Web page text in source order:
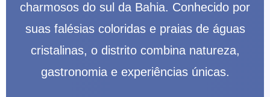
charmosos do sul da Bahia. Conhecido por
suas falésias coloridas e praias de águas
cristalinas, o distrito combina natureza,
gastronomia e experiências únicas.